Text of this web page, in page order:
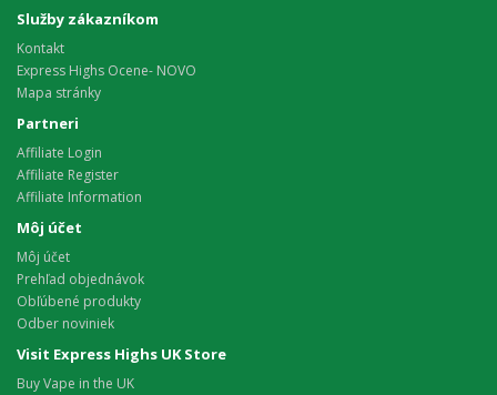
Služby zákazníkom
Kontakt
Express Highs Ocene- NOVO
Mapa stránky
Partneri
Affiliate Login
Affiliate Register
Affiliate Information
Môj účet
Môj účet
Prehľad objednávok
Obľúbené produkty
Odber noviniek
Visit Express Highs UK Store
Buy Vape in the UK